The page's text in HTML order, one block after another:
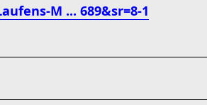
M ... 689&sr=8-1